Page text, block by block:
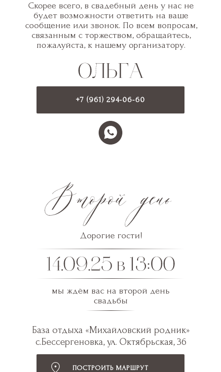
+7 (961) 294-06-60
Скорее всего, в свадебный день у нас не
будет возможности ответить на ваше
сообщение или звонок. По всем вопросам,
связанным с торжеством, обращайтесь,
пожалуйста, к нашему организатору.
мы ждём вас на второй день
свадьбы
Дорогие гости!
ПОСТРОИТЬ МАРШРУТ
База отдыха «Михайловский родник»
с.Бессергеновка, ул. Октябрьская, 36